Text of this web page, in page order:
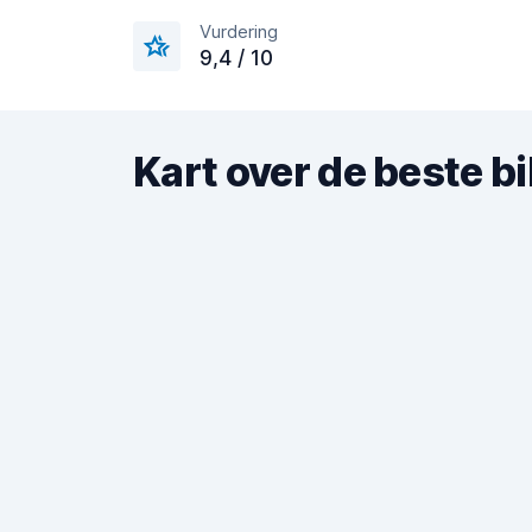
Vurdering
9,4 / 10
Kart over de beste